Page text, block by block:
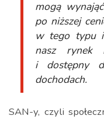
mogą
po niższej
w tego typu
nasz rynek
i dostępny
dochodach.
SAN-y, czyli